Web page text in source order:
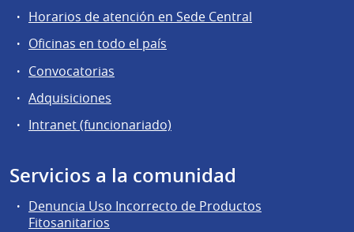
Horarios de atención en Sede Central
Oficinas en todo el país
Convocatorias
Adquisiciones
Intranet (funcionariado)
Servicios a la comunidad
Denuncia Uso Incorrecto de Productos
Fitosanitarios